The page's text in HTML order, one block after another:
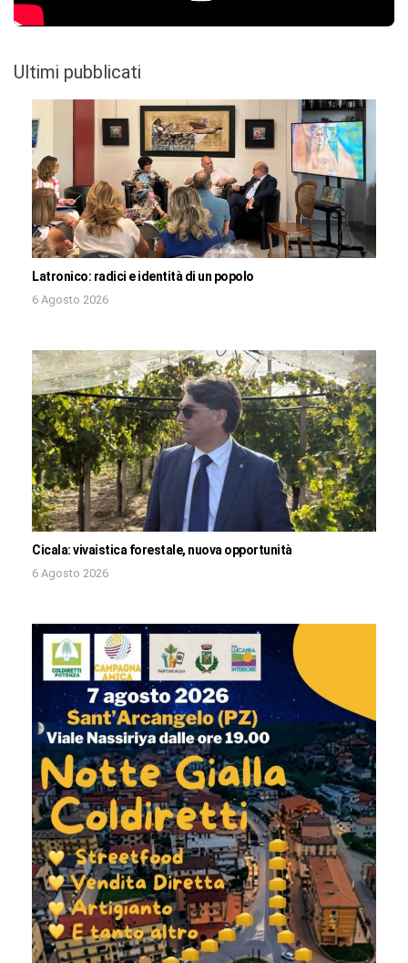
Ultimi pubblicati
Latronico: radici e identità di un popolo
6 Agosto 2026
Cicala: vivaistica forestale, nuova opportunità
6 Agosto 2026